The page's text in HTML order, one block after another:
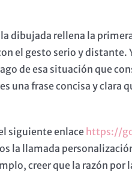
dibujada rellena la
el gesto serio y
de esa situación que
una frase concisa y clara
siguiente enlace https://
la llamada
creer que la razón por